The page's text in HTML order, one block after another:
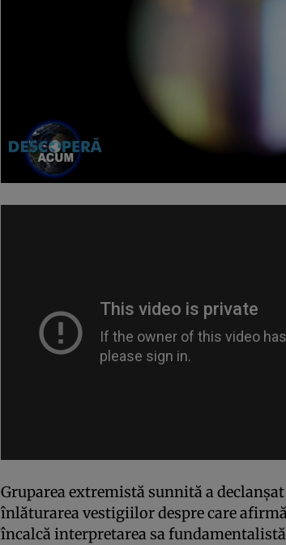
Gruparea extremistă sunnită a
înlăturarea vestigiilor despre care
încalcă interpretarea sa